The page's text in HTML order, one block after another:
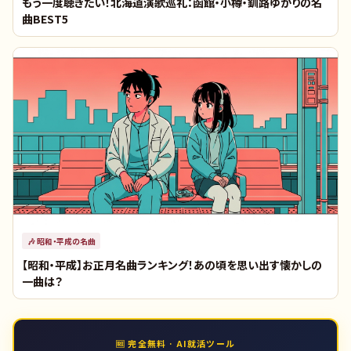
曲BEST5
🎶昭和・平成の名曲
【昭和・平成】お正月名曲ランキング！あの頃を思い出す懐かしの
一曲は？
🆓 完全無料 · AI就活ツール